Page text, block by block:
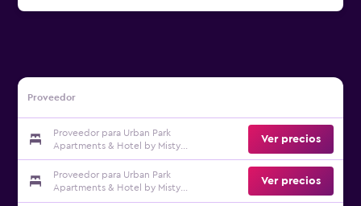
Proveedor
Proveedor para Urban Park
Apartments & Hotel by Misty
Blue Hotel
Ver precios
Proveedor para Urban Park
Apartments & Hotel by Misty
Blue Hotel
Ver precios